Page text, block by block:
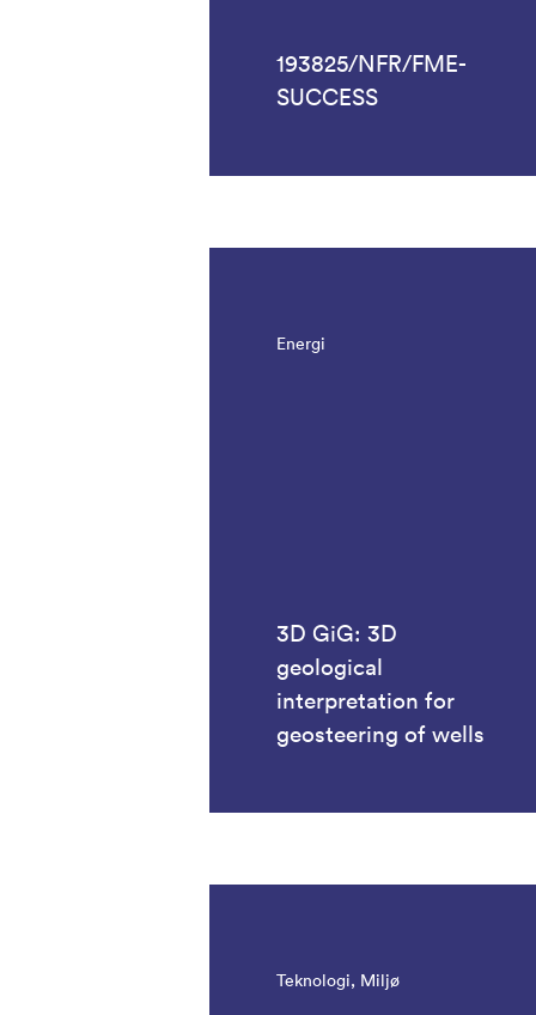
193825/NFR/FME-
SUCCESS
Energi
3D GiG: 3D
geological
interpretation for
geosteering of wells
Teknologi, Miljø